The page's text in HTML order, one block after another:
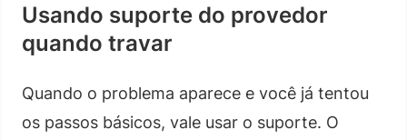
Usando suporte do provedor
quando travar
Quando o problema aparece e você já tentou
os passos básicos, vale usar o suporte. O